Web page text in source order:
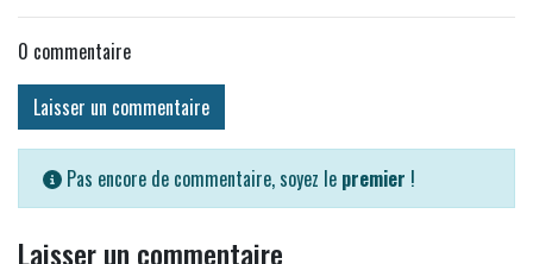
0 commentaire
Laisser un commentaire
Pas encore de commentaire, soyez le premier !
Laisser un commentaire